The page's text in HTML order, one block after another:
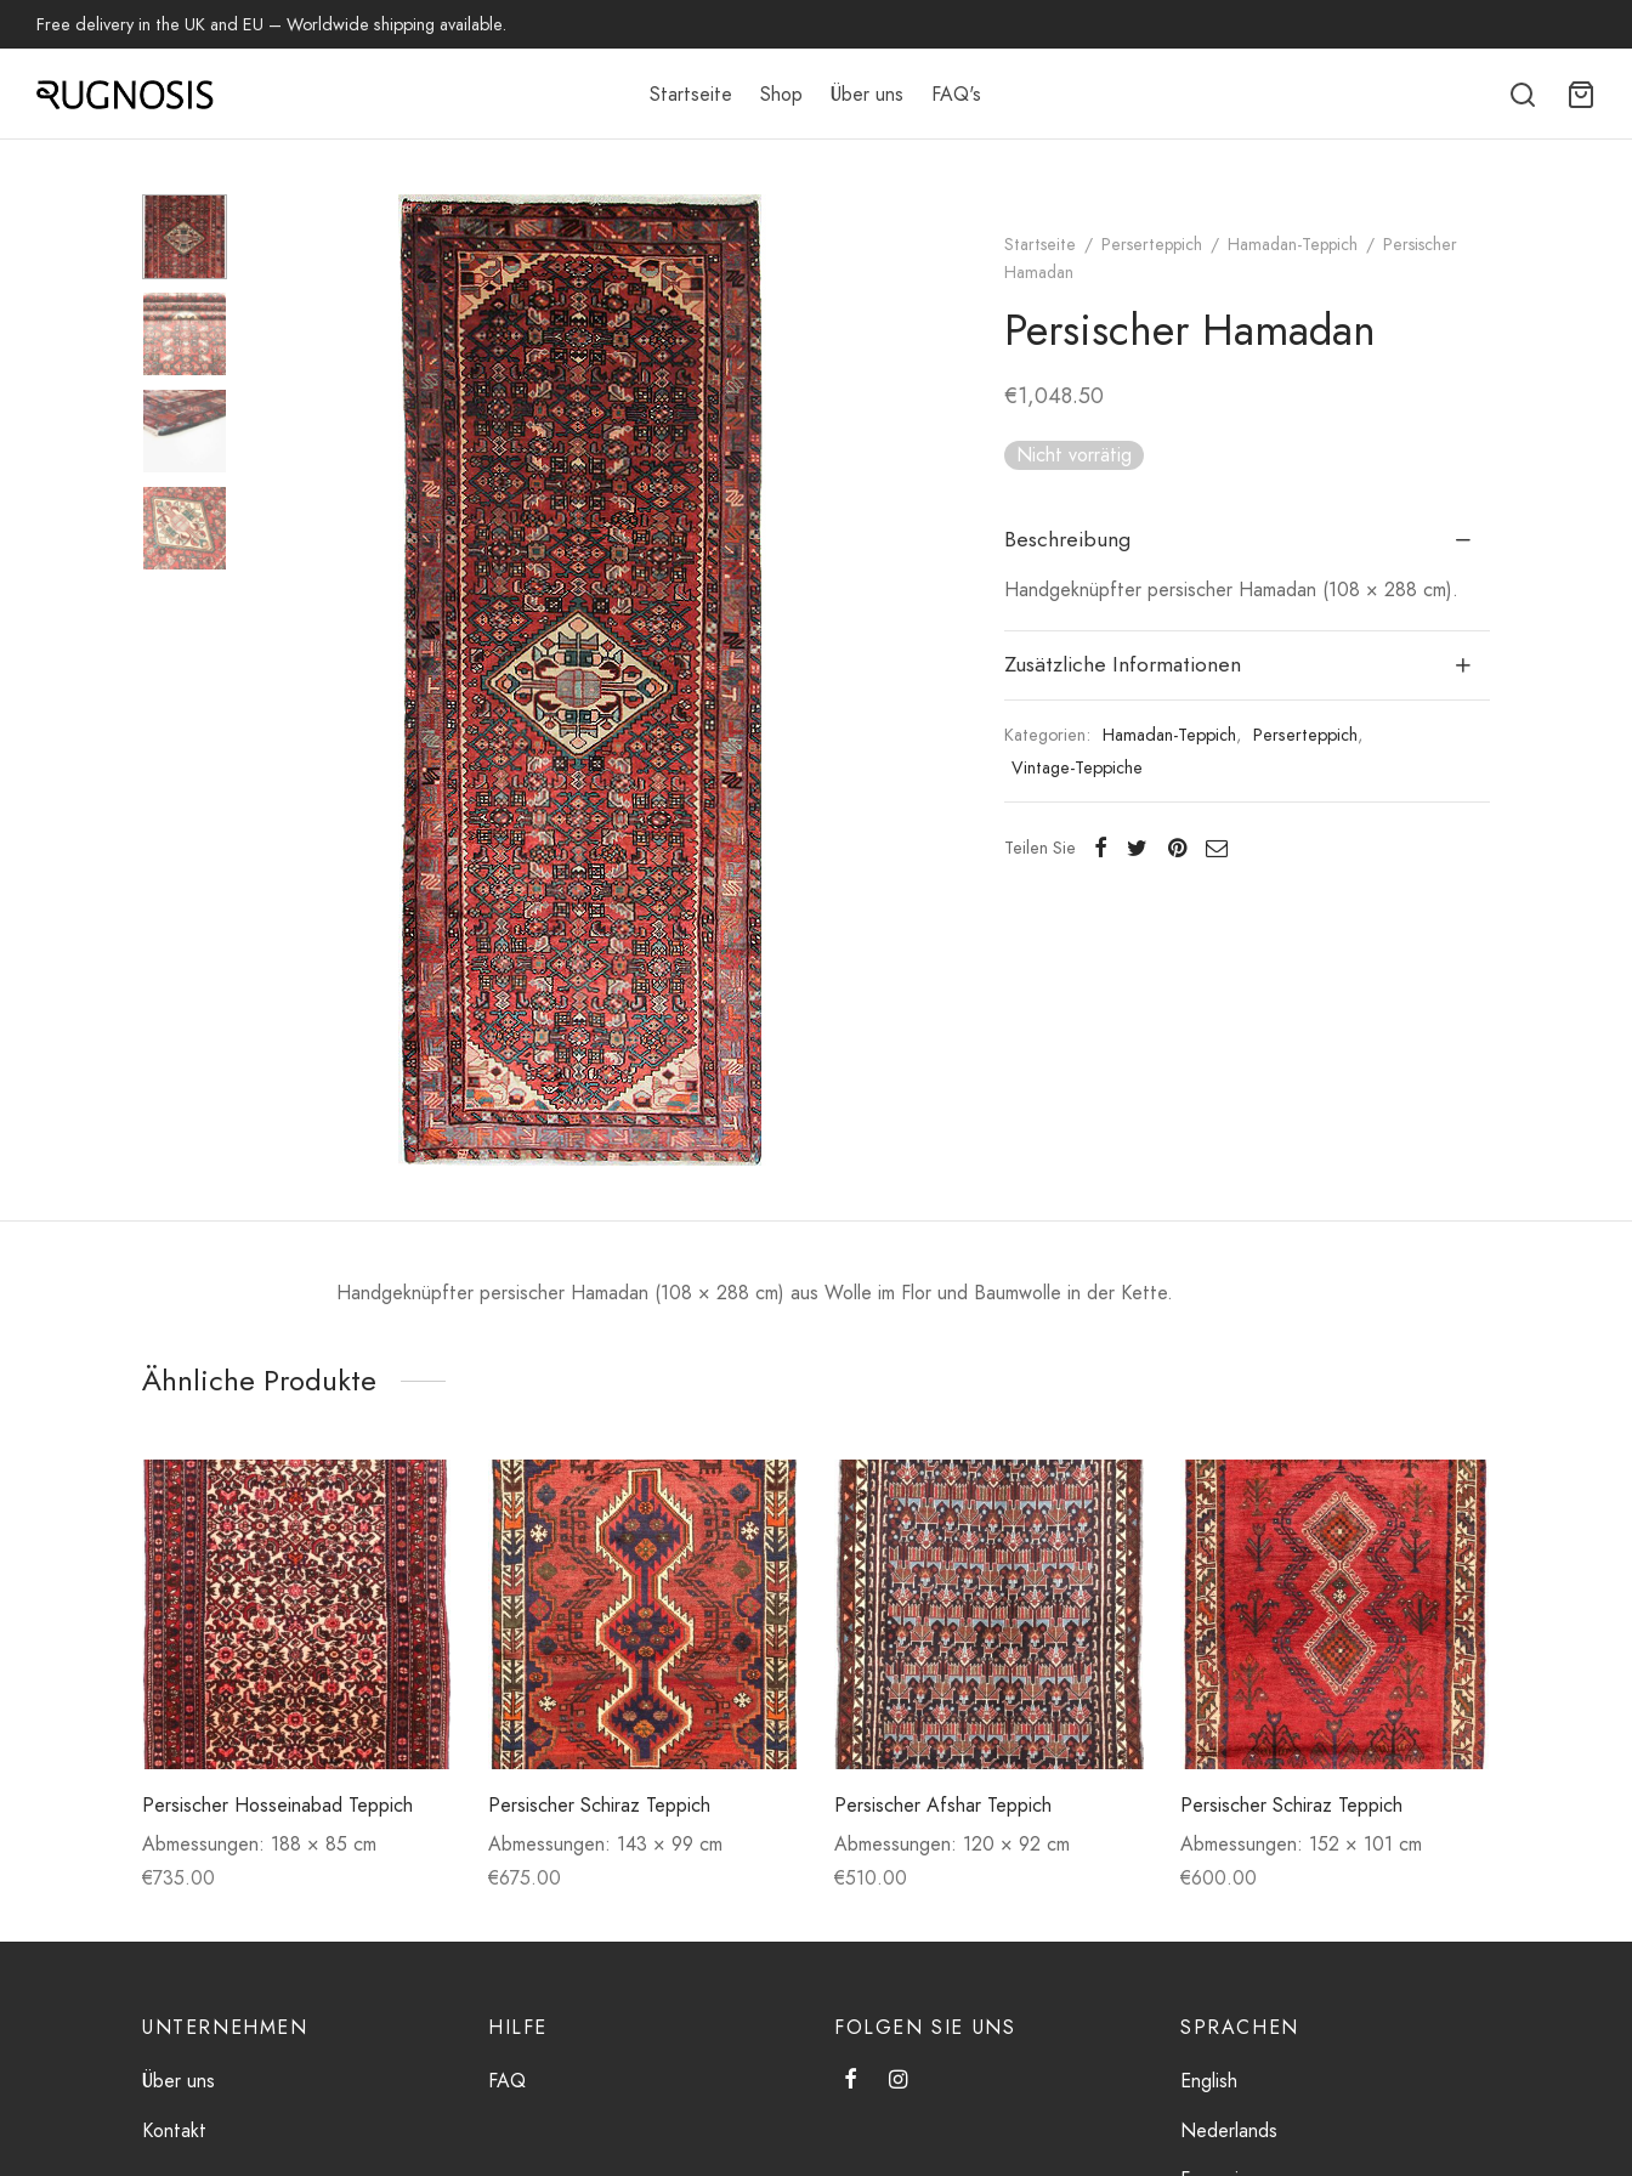
Free delivery in the UK and EU – Worldwide shipping available.
Startseite Shop Über uns FAQ's
Startseite / Perserteppich / Hamadan-Teppich / Persischer
Hamadan
Persischer Hamadan
€1,048.50
Nicht vorrätig
Beschreibung
Handgeknüpfter persischer Hamadan (108 × 288 cm).
Zusätzliche Informationen
Kategorien: Hamadan-Teppich, Perserteppich,
Vintage-Teppiche
Teilen Sie
Handgeknüpfter persischer Hamadan (108 × 288 cm) aus Wolle im Flor und Baumwolle in der Kette.
Ähnliche Produkte
Persischer Hosseinabad Teppich
Abmessungen: 188 × 85 cm
€735.00
Persischer Schiraz Teppich
Abmessungen: 143 × 99 cm
€675.00
Persischer Afshar Teppich
Abmessungen: 120 × 92 cm
€510.00
Persischer Schiraz Teppich
Abmessungen: 152 × 101 cm
€600.00
UNTERNEHMEN
Über uns
Kontakt
HILFE
FAQ
FOLGEN SIE UNS
SPRACHEN
English
Nederlands